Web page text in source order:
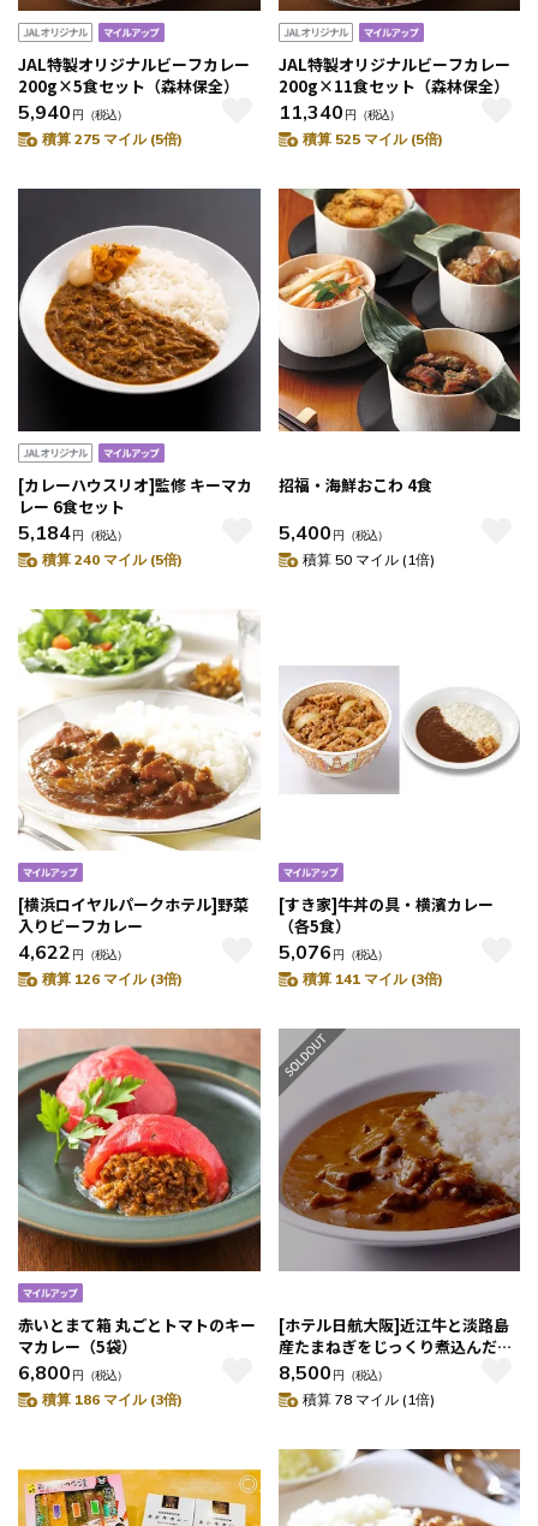
JAL特製オリジナルビーフカレー
200g×5食セット（森林保全）
5,940 円 （税込）
積算 275 マイル (5倍)
JAL特製オリジナルビーフカレー
200g×11食セット（森林保全）
11,340 円 （税込）
積算 525 マイル (5倍)
[カレーハウスリオ]監修 キーマカ
レー 6食セット
5,184円 （税込）
積算 240 マイル (5倍)
招福・海鮮おこわ 4食
5,400 円 （税込）
積算 50 マイル (1倍)
[横浜ロイヤルパークホテル]野菜
入りビーフカレー
4,622 円 （税込）
積算 126 マイル (3倍)
[すき家]牛丼の具・横濱カレー
（各5食）
5,076 円 （税込）
積算 141 マイル (3倍)
赤いとまて箱 丸ごとトマトのキー
マカレー（5袋）
6,800 円 （税込）
積算 186 マイル (3倍)
[ホテル日航大阪]近江牛と淡路島
産たまねぎをじっくり煮込んだシ
ェフ特製のビーフカレー
8,500 円 （税込）
積算 78 マイル (1倍)